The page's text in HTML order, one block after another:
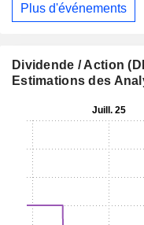
Plus d'événements
Dividende / Action
Estimations des